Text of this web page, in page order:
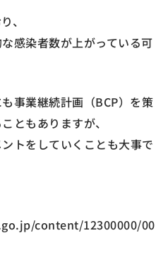
、
感染者数が上がっている可
事業継続計画（BCP）を策
ともありますが、
トをしていくことも大事で
content/12300000/00